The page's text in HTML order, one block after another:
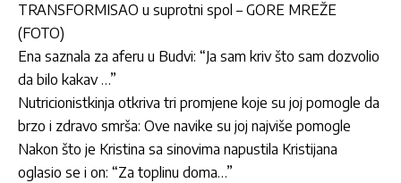
TRANSFORMISAO u suprotni spol – GORE MREŽE
(FOTO)
Ena saznala za aferu u Budvi: “Ja sam kriv što sam dozvolio
da bilo kakav …”
Nutricionistkinja otkriva tri promjene koje su joj pomogle da
brzo i zdravo smrša: Ove navike su joj najviše pomogle
Nakon što je Kristina sa sinovima napustila Kristijana
oglasio se i on: “Za toplinu doma…”